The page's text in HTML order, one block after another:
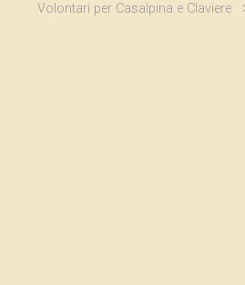
Volontari per Casalpina e Claviere